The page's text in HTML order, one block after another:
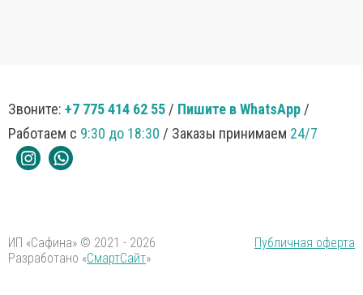
Звоните: +7 775 414 62 55 / Пишите в WhatsApp /
Работаем с 9:30 до 18:30 / Заказы принимаем 24/7
ИП «Сафина» © 2021 - 2026
Публичная оферта
Разработано «СмартСайт»